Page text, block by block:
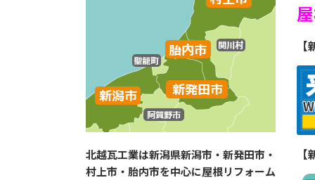
【
【
北越瓦工業は新潟県新潟市・新発田市・
村上市・胎内市を中心に屋根リフォーム